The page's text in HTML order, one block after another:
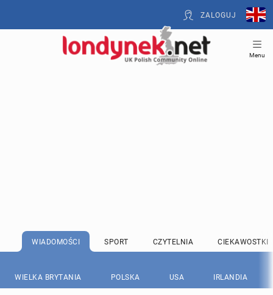
ZALOGUJ
Menu
WIADOMOŚCI SPORT CZYTELNIA CIEKAWOSTKI
WIELKA BRYTANIA POLSKA USA IRLANDIA